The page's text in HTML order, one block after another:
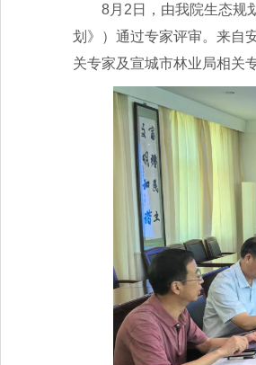
8月2日，由我院生态规
划》）通过专家评审。来自
关专家及宣城市林业局相关